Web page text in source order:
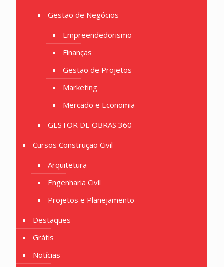
Gestão de Negócios
Empreendedorismo
Finanças
Gestão de Projetos
Marketing
Mercado e Economia
GESTOR DE OBRAS 360
Cursos Construção Civil
Arquitetura
Engenharia Civil
Projetos e Planejamento
Destaques
Grátis
Notícias